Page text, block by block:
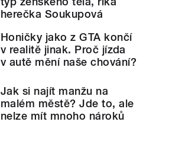
herečka Soukupová
Honičky jako z GTA končí
v realitě jinak. Proč jízda
v autě mění naše chování?
Jak si najít manžu na
malém městě? Jde to, ale
nelze mít mnoho nároků